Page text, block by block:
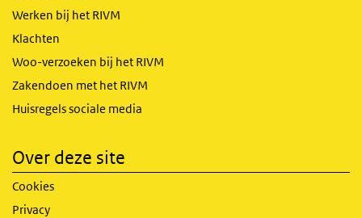
Werken bij het RIVM
Klachten
Woo-verzoeken bij het RIVM
Zakendoen met het RIVM
Huisregels sociale media
Over deze site
Cookies
Privacy